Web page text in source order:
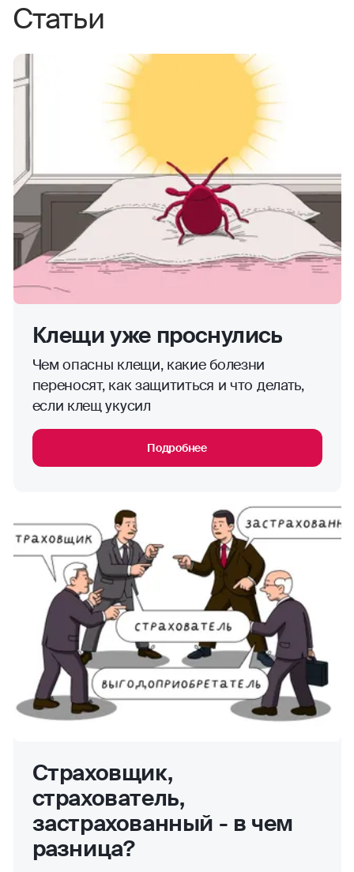
Статьи
Клещи уже проснулись
Чем опасны клещи, какие болезни
переносят, как защититься и что делать,
если клещ укусил
Подробнее
Страховщик,
страхователь,
застрахованный - в чем
разница?